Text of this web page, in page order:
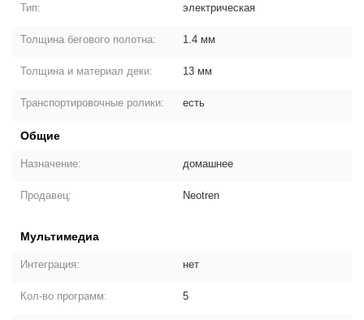
Тип: электрическая
Толщина бегового полотна: 1.4 мм
Толщина и материал деки: 13 мм
Транспортировочные ролики: есть
Общие
Назначение: домашнее
Продавец: Neotren
Мультимедиа
Интеграция: нет
Кол-во программ: 5